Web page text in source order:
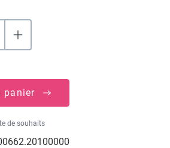
panier
de souhaits